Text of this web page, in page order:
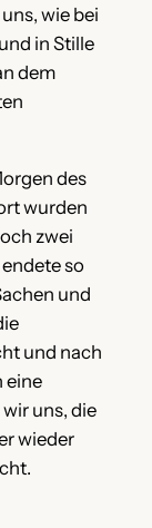
wie bei
in Stille
dem
des
wurden
zwei
so
und
und nach
eine
uns, die
wieder